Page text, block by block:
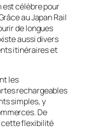
est célèbre pour
au Japan Rail
de longues
aussi divers
itinéraires et
les
rechargeables
simples, y
De
cette flexibilité